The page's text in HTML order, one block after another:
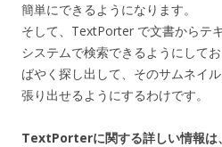
簡単にできるようになります。
そして、TextPorter で文書からテ
システムで検索できるようにして
ばやく探し出して、そのサムネイ
張り出せるようにするわけです。
TextPorterに関する詳しい情報は、